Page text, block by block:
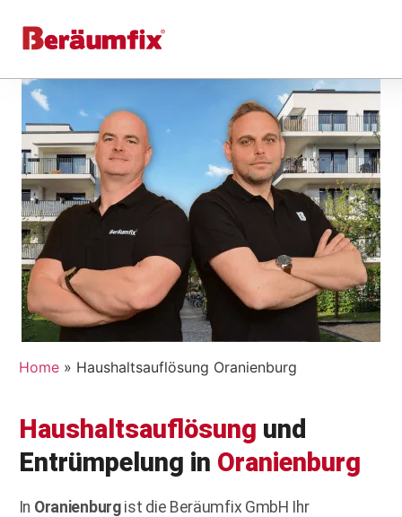
Home» Haushaltsauflösung Oranienburg
Haushaltsauflösung und
Entrümpelung in Oranienburg
In Oranienburgist die Beräumfix GmbH Ihr